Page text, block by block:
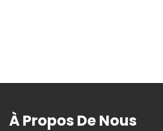
À Propos De Nous